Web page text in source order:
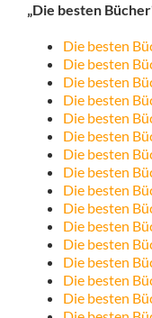
„Die besten
Die besten
Die besten
Die besten
Die besten
Die besten
Die besten
Die besten
Die besten
Die besten
Die besten
Die besten
Die besten
Die besten
Die besten
Die besten